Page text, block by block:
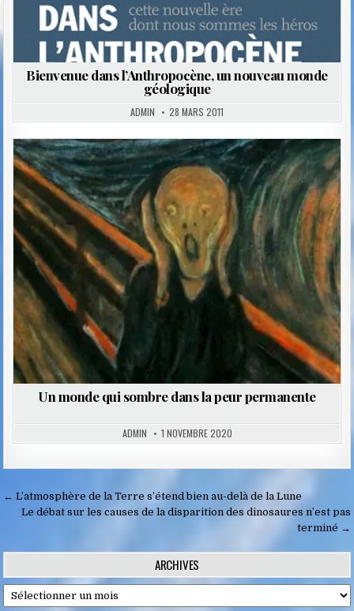
Bienvenue dans l’Anthropocène, un nouveau monde
géologique
ADMIN 28 MARS 2011
Posted
in
Un monde qui sombre dans la peur permanente
ADMIN 1 NOVEMBRE 2020
Navigation
de
← L’atmosphère de la Terre s’étend bien au-delà de la Lune
Le débat sur les causes de la disparition des dinosaures n’est pas
terminé →
ARCHIVES
Archives